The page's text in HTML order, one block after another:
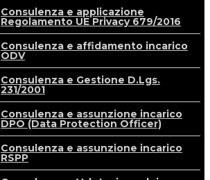
Consulenza e applicazione
Regolamento UE Privacy 679/2016
Consulenza e affidamento incarico
ODV
Consulenza e Gestione D.Lgs.
231/2001
Consulenza e assunzione incarico
DPO (Data Protection Officer)
Consulenza e assunzione incarico
RSPP